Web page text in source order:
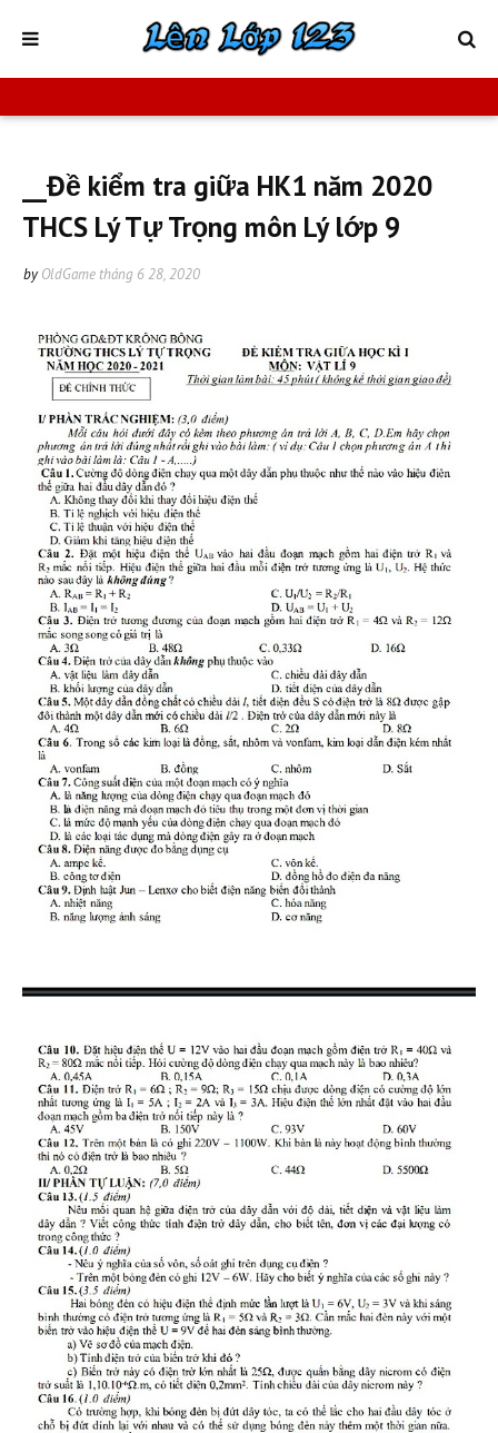
__Đề kiểm tra giữa HK1 năm 2020
THCS Lý Tự Trọng môn Lý lớp 9
by OldGame tháng 6 28, 2020